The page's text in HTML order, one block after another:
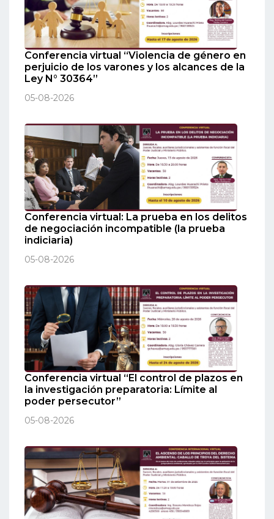
Conferencia virtual “Violencia de género en
perjuicio de los varones y los alcances de la
Ley N° 30364”
05-08-2026
Conferencia virtual: La prueba en los delitos
de negociación incompatible (la prueba
indiciaria)
05-08-2026
Conferencia virtual “El control de plazos en
la investigación preparatoria: Límite al
poder persecutor”
05-08-2026